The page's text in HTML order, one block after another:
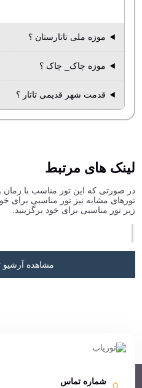
موزه ملی تاتارستان ؟
موزه چاک_ چاک ؟
قدمت شهر قدیمی تاتار ؟
لینک های مرتبط
در صورتی که این تور مناسب با
تورهای مشابه نیز تور مناسبی برای
زیر تور مناسبی برای خود برگزینید.
مشاهده آرشیو
شماره تماس